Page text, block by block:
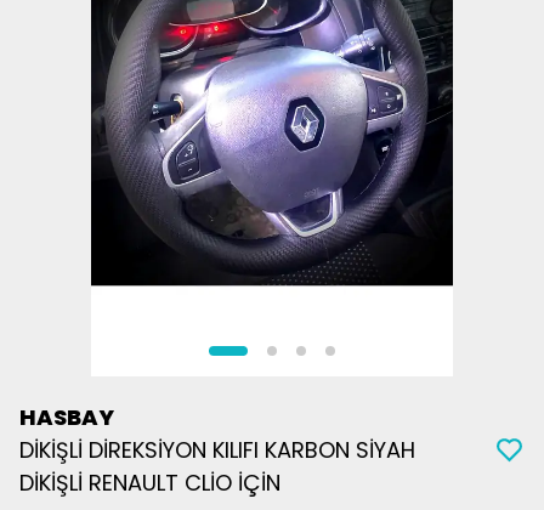
HASBAY
DİKİŞLİ DİREKSİYON KILIFI KARBON SİYAH
DİKİŞLİ RENAULT CLİO İÇİN